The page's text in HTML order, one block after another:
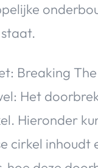
Breaking
Het
Hieronder
cirkel inhoudt